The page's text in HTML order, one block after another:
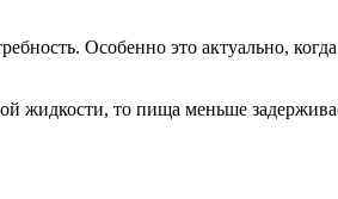
Особенно это актуально,
жидкости, то пища меньше